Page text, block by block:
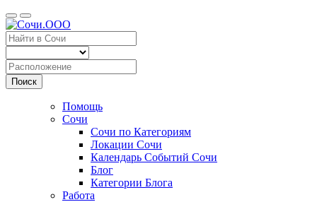
Поиск
Помощь
Сочи
Сочи по Категориям
Локации Сочи
Календарь Событий Сочи
Блог
Категории Блога
Работа